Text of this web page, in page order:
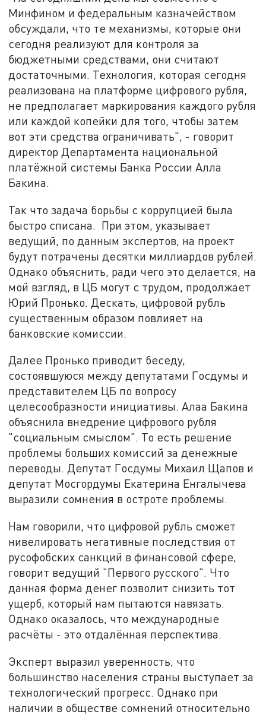
Минфином и федеральным казначейством
обсуждали, что те механизмы, которые они
сегодня реализуют для контроля за
бюджетными средствами, они считают
достаточными. Технология, которая сегодня
реализована на платформе цифрового рубля,
не предполагает маркирования каждого рубля
или каждой копейки для того, чтобы затем
вот эти средства ограничивать", - говорит
директор Департамента национальной
платёжной системы Банка России Алла
Бакина.
Так что задача борьбы с коррупцией была
быстро списана. При этом, указывает
ведущий, по данным экспертов, на проект
будут потрачены десятки миллиардов рублей.
Однако объяснить, ради чего это делается, на
мой взгляд, в ЦБ могут с трудом, продолжает
Юрий Пронько. Дескать, цифровой рубль
существенным образом повлияет на
банковские комиссии.
Далее Пронько приводит беседу,
состоявшуюся между депутатами Госдумы и
представителем ЦБ по вопросу
целесообразности инициативы. Алаа Бакина
объяснила внедрение цифрового рубля
"социальным смыслом". То есть решение
проблемы больших комиссий за денежные
переводы. Депутат Госдумы Михаил Щапов и
депутат Мосгордумы Екатерина Енгалычева
выразили сомнения в остроте проблемы.
Нам говорили, что цифровой рубль сможет
нивелировать негативные последствия от
русофобских санкций в финансовой сфере,
говорит ведущий "Первого русского". Что
данная форма денег позволит снизить тот
ущерб, который нам пытаются навязать.
Однако оказалось, что международные
расчёты - это отдалённая перспектива.
Эксперт выразил уверенность, что
большинство населения страны выступает за
технологический прогресс. Однако при
наличии в обществе сомнений относительно